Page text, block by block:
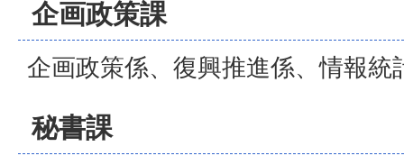
企画政策課
企画政策係、復興推進係、情報統
秘書課